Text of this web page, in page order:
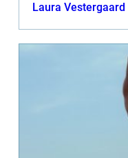
Laura Vestergaard